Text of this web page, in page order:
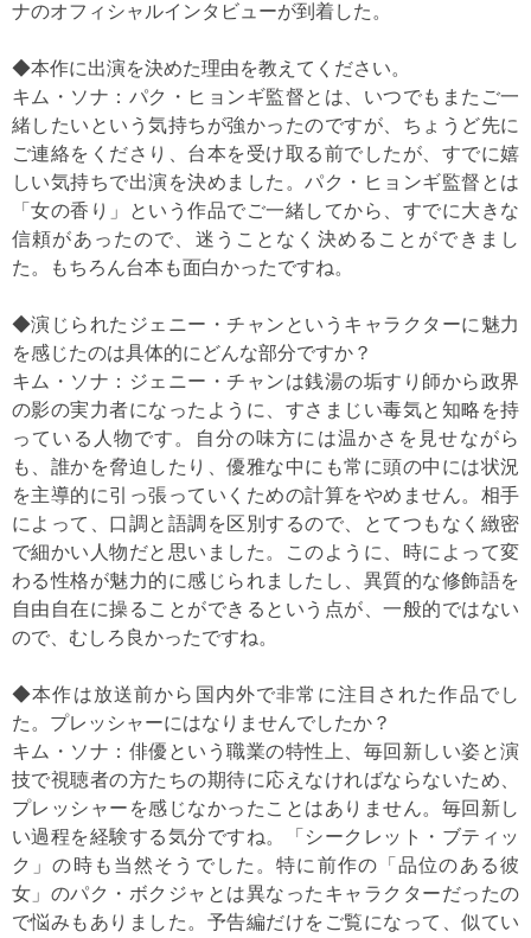
ナのオフィシャルインタビューが到着した。
◆本作に出演を決めた理由を教えてください。
キム・ソナ：パク・ヒョンギ監督とは、いつでもまたご一
緒したいという気持ちが強かったのですが、ちょうど先に
ご連絡をくださり、台本を受け取る前でしたが、すでに嬉
しい気持ちで出演を決めました。パク・ヒョンギ監督とは
「女の香り」という作品でご一緒してから、すでに大きな
信頼があったので、迷うことなく決めることができまし
た。もちろん台本も面白かったですね。
◆演じられたジェニー・チャンというキャラクターに魅力
を感じたのは具体的にどんな部分ですか？
キム・ソナ：ジェニー・チャンは銭湯の垢すり師から政界
の影の実力者になったように、すさまじい毒気と知略を持
っている人物です。自分の味方には温かさを見せながら
も、誰かを脅迫したり、優雅な中にも常に頭の中には状況
を主導的に引っ張っていくための計算をやめません。相手
によって、口調と語調を区別するので、とてつもなく緻密
で細かい人物だと思いました。このように、時によって変
わる性格が魅力的に感じられましたし、異質的な修飾語を
自由自在に操ることができるという点が、一般的ではない
ので、むしろ良かったですね。
◆本作は放送前から国内外で非常に注目された作品でし
た。プレッシャーにはなりませんでしたか？
キム・ソナ：俳優という職業の特性上、毎回新しい姿と演
技で視聴者の方たちの期待に応えなければならないため、
プレッシャーを感じなかったことはありません。毎回新し
い過程を経験する気分ですね。「シークレット・ブティッ
ク」の時も当然そうでした。特に前作の「品位のある彼
女」のパク・ボクジャとは異なったキャラクターだったの
で悩みもありました。予告編だけをご覧になって、似てい